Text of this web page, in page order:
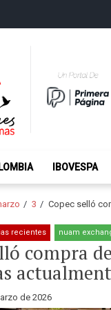
y
IBOVESPA
3 Copec selló
recientes nuam
compra
de 2026